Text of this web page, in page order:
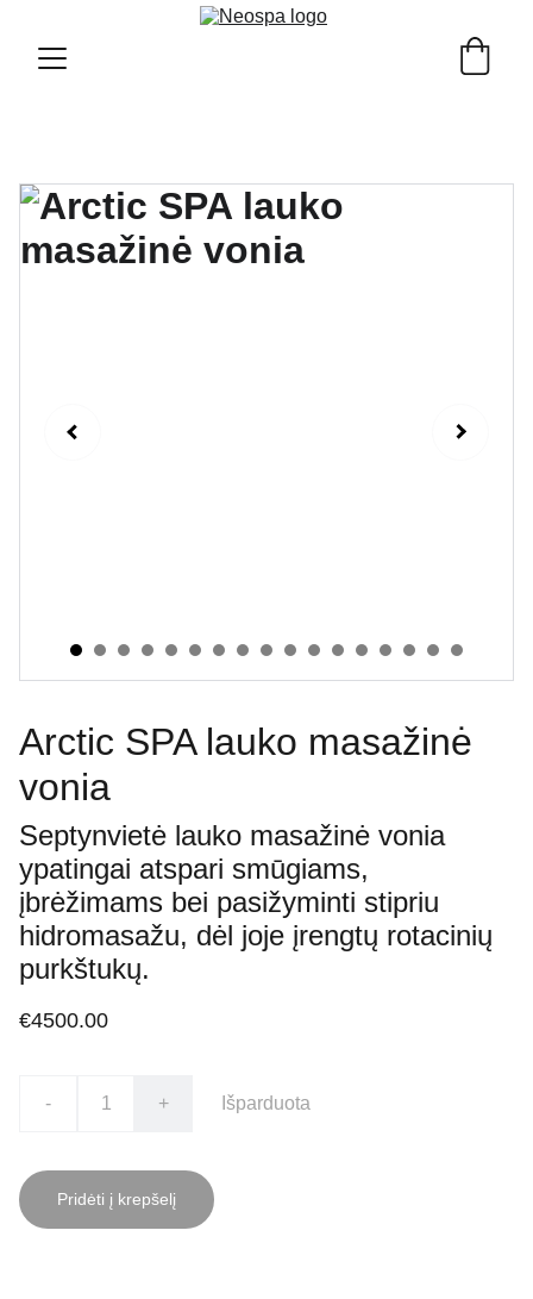
Arctic SPA lauko masažinė
vonia
Septynvietė lauko masažinė vonia
ypatingai atspari smūgiams,
įbrėžimams bei pasižyminti stipriu
hidromasažu, dėl joje įrengtų rotacinių
purkštukų.
€4500.00
- + Išparduota
Pridėti į krepšelį